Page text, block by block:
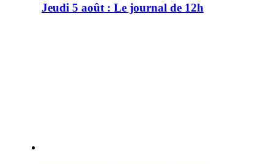
Jeudi 5 août : Le journal de 12h